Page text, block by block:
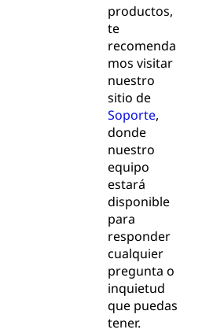
productos,
te
recomenda
mos visitar
nuestro
sitio de
Soporte,
donde
nuestro
equipo
estará
disponible
para
responder
cualquier
pregunta o
inquietud
que puedas
tener.